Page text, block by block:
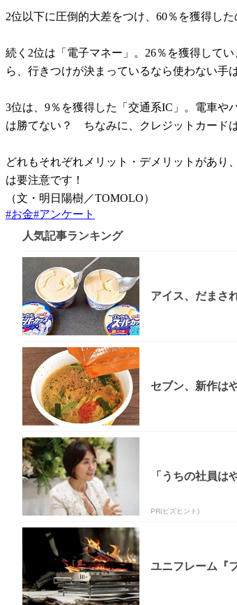
2位以下に圧倒的大差をつけ、60％を獲得し
続く2位は「電子マネー」。26％を獲得して
ら、行きつけが決まっているなら使わない手
3位は、9％を獲得した「交通系IC」。電車や
は勝てない？ ちなみに、クレジットカード
どれもそれぞれメリット・デメリットがあり
は要注意です！
（文・明日陽樹／TOMOLO）
#お金#アンケート
人気記事ランキング
アイス、だまさ
セブン、新作は
「うちの社員は
PR(ビズヒント)
ユニフレーム『